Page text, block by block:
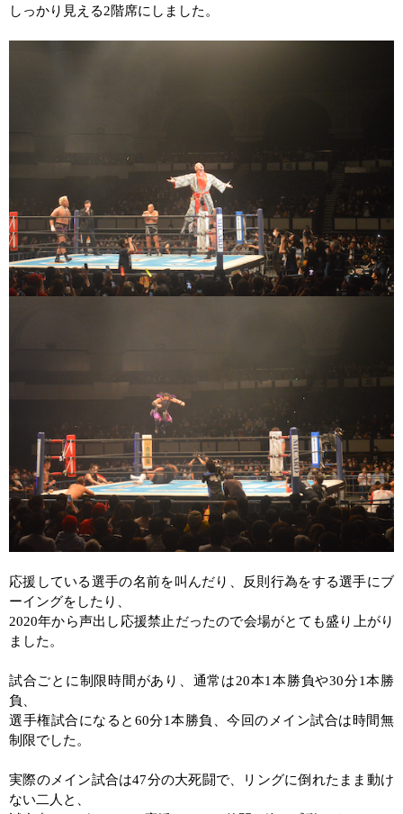
しっかり見える2階席にしました。
応援している選手の名前を叫んだり、反則行為をする選手にブ
ーイングをしたり、
2020年から声出し応援禁止だったので会場がとても盛り上がり
ました。
試合ごとに制限時間があり、通常は20本1 本勝負や30分1本勝
負、
選手権試合になると 60分1本勝負、今回のメイン試合は時間無
制限でした。
実際のメイン試合は47分の大死闘で、リングに倒れたまま動け
ない二人と、